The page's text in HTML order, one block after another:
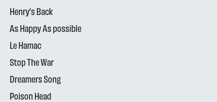
Henry’s Back
As Happy As possible
Le Hamac
Stop The War
Dreamers Song
Poison Head